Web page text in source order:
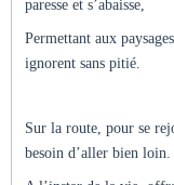
paresse et s’abaisse,
Permettant aux
ignorent sans pitié.
Sur la route, pour se
besoin d’aller bien loin.